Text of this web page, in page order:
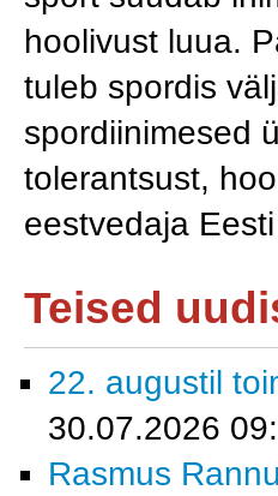
hoolivust luua.
tuleb spordis
spordiinimesed
tolerantsust,
eestvedaja
Teised
22. augustil
30.07.2026
Rasmus